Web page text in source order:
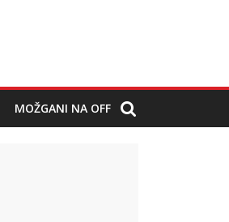
MOŽGANI NA OFF